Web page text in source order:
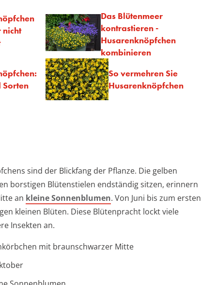
nicht
Das Blütenmeer
kontrastieren -
Husarenknöpfchen
kombinieren
Sorten
So vermehren Sie
Husarenknöpfchen
sind der Blickfang der Pflanze. Die gelben
borstigen Blütenstielen endständig sitzen, erinnern
an kleine Sonnenblumen. Von Juni bis zum ersten
kleinen Blüten. Diese Blütenpracht lockt viele
Insekten an.
mit braunschwarzer Mitte